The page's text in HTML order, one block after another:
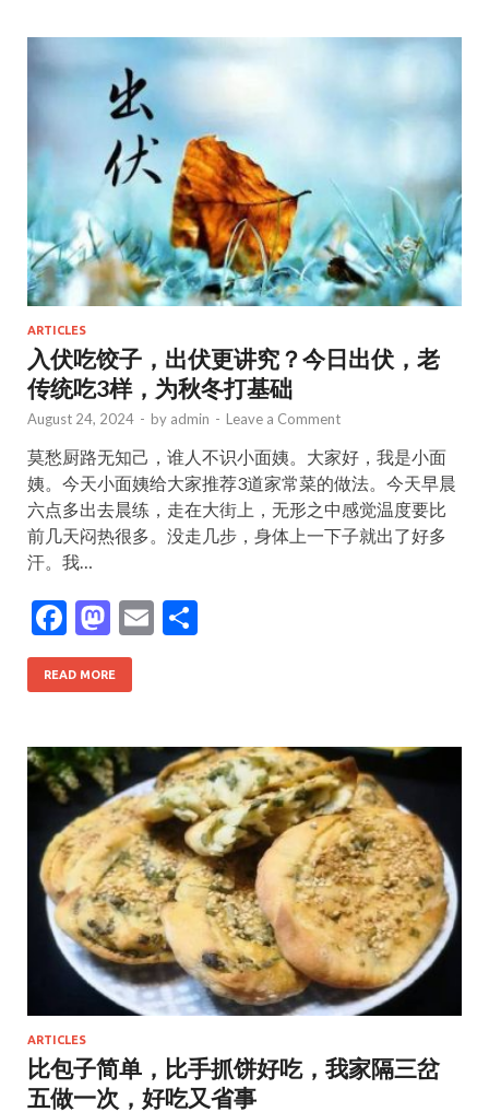
o o
n
ARTICLES
入伏吃饺子，出伏更讲究？今日出伏，老
传统吃3样，为秋冬打基础
August 24, 2024 - by admin - Leave a Comment
莫愁厨路无知己，谁人不识小面姨。大家好，我是小面
姨。今天小面姨给大家推荐3道家常菜的做法。今天早晨
六点多出去晨练，走在大街上，无形之中感觉温度要比
前几天闷热很多。没走几步，身体上一下子就出了好多
汗。我…
F
ac
e
o
o
k
M
as
to
o
n
E
READ MORE
ARTICLES
比包子简单，比手抓饼好吃，我家隔三岔
五做一次，好吃又省事